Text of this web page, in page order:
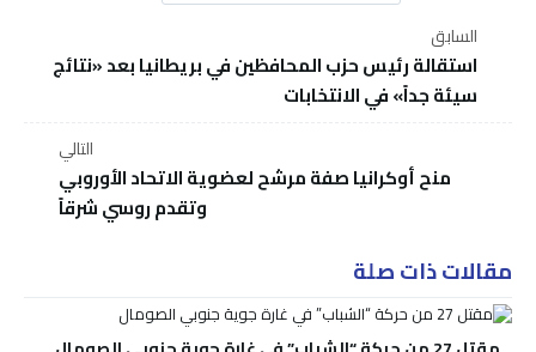
السابق
استقالة رئيس حزب المحافظين في بريطانيا بعد «نتائج
سيئة جداً» في الانتخابات
التالي
منح أوكرانيا صفة مرشح لعضوية الاتحاد الأوروبي
وتقدم روسي شرقاً
مقالات ذات صلة